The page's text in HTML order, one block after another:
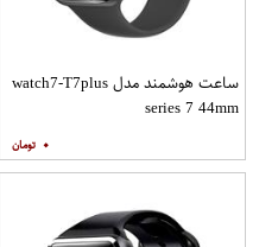
ساعت هوشمند مدل watch7-T7plus
series 7 44mm
۰